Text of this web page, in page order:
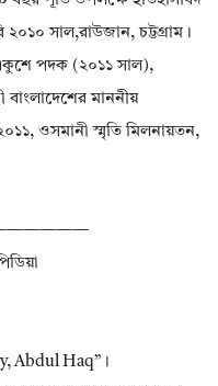
২০১০ সাল,রাউজান, চট্টগ্রাম।
একুশে পদক (২০১১ সাল),
বাংলাদেশের মাননীয়
২০১১, ওসমানী স্মৃতি মিলনায়তন,
Abdul Haq”।